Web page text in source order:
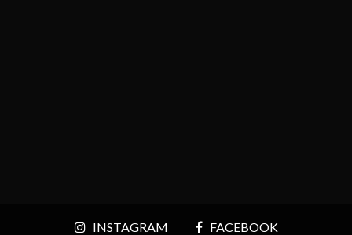
INSTAGRAM FACEBOOK